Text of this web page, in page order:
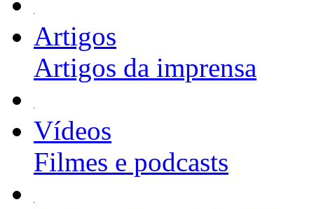
Artigos
Artigos da imprensa
Vídeos
Filmes e podcasts